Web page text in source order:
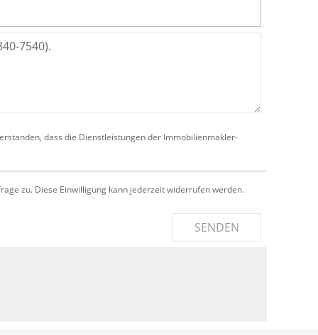
dass die Dienstleistungen der Immobilienmakler-
zu. Diese Einwilligung kann jederzeit widerrufen werden.
SENDEN